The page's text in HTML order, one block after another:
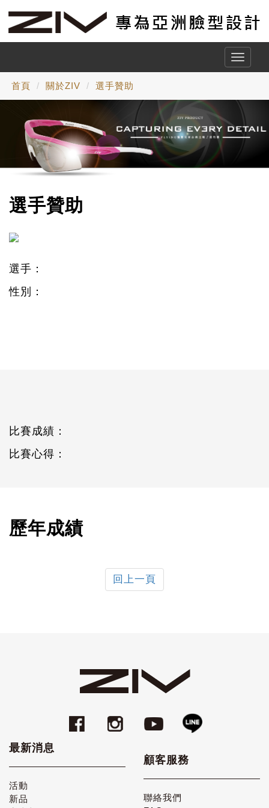
Toggle
首頁 關於ZIV 選手贊助
選手贊助
選手：
性別：
比賽成績：
比賽心得：
歷年成績
回上一頁
最新消息
活動
新品
顧客服務
聯絡我們